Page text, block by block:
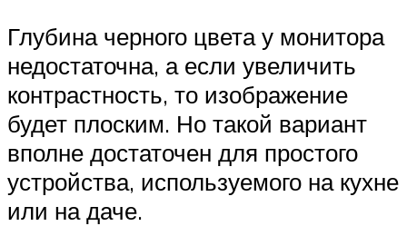
Глубина черного цвета у монитора
недостаточна, а если увеличить
контрастность, то изображение
будет плоским. Но такой вариант
вполне достаточен для простого
устройства, используемого на кухне
или на даче.